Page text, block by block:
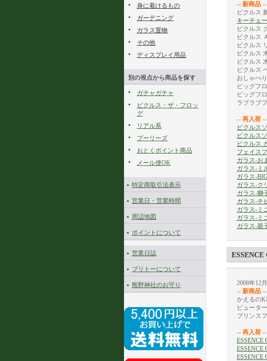
身に着けるもの
ガーデニング
ガラス置物
その他
ディスプレイ用品
別の視点から商品を探す
ガチャガチャ
ピクルス・ザ・フロッ
グ
リアル系
プーリーズ
おとくポイント商品
メール便OK
特定商取引法表示
営業日・営業時間
周辺地図
ポイントについて
営業日誌
ブリトーについて
熊野神社のお守り
-- 新商品 --
ピクルス
キーチェ
ピクルス
ピクルス
ピクルス
ピクルス
ピクルス
ピクルス
おしゃべ
ビッグフ
ビッグフ
ラブラブ
-- 再入荷 --
ピクルス
ピクルス
ピクルス
フェイス
ガラス-お
ガラス-ミ
ガラス-
ガラス-ク
ガラス-獅
ガラス-チ
ガラス-ミ
ガラス-ミ
ガラス-親
2008年12
-- 新商品 --
かえるの
ピュータ
プリンス
-- 再入荷 --
ESSENCE
ESSENCE